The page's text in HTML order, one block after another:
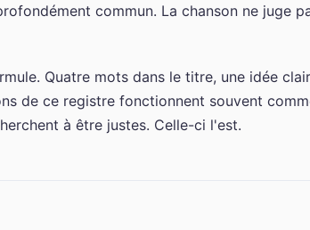
commun. La chanson ne juge
Quatre mots dans le titre, une idée
de ce registre fonctionnent souvent
à être justes. Celle-ci l'est.